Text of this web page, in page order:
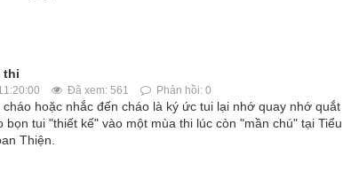
thi
Đã xem: 561 Phản hồi: 0
hoặc nhắc đến cháo là ký ức tui lại nhớ quay nhớ quắt
bọn tui "thiết kế" vào một mùa thi lúc còn "mần chú" tại Tiểu
Thiện.